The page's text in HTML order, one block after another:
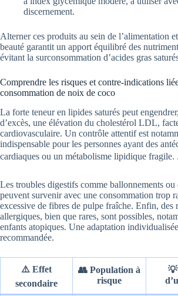
discernement.
Alterner ces produits au sein de l’alimentation
beauté garantit un apport équilibré des
évitant la surconsommation d’acides gras
Comprendre les risques et contre-indications
consommation de noix de coco
La forte teneur en lipides saturés peut
d’excès, une élévation du cholestérol LDL,
cardiovasculaire. Un contrôle attentif est
indispensable pour les personnes ayant des
cardiaques ou un métabolisme lipidique
Les troubles digestifs comme ballonnements ou
peuvent survenir avec une consommation trop
excessive de fibres de pulpe fraîche. Enfin, des
allergiques, bien que rares, sont possibles,
enfants atopiques. Une adaptation
recommandée.
⚠️ Effet
secondaire
👥 Population à
risque